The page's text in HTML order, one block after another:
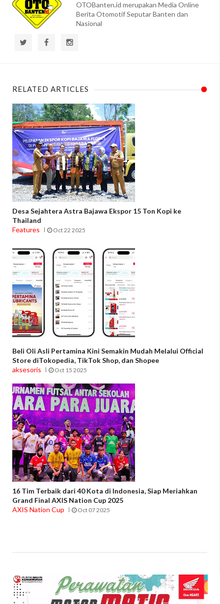
OTOBanten.id merupakan Media Online
Berita Otomotif Seputar Banten dan
Nasional
RELATED ARTICLES
Desa Sejahtera Astra Bajawa Ekspor 15 Ton Kopi ke
Thailand
Features
Oct 22 2025
Beli Oli Asli Pertamina Kini Semakin Mudah Melalui Official
Store diTokopedia, TikTok Shop, dan Shopee
aksesoris
Oct 15 2025
16 Tim Terbaik dari 40 Kota di Indonesia, Siap Meriahkan
Grand Final AXIS Nation Cup 2025
AXIS Nation Cup
Oct 07 2025